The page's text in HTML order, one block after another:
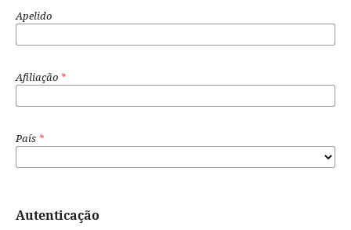
Apelido
Afiliação *
País *
Autenticação